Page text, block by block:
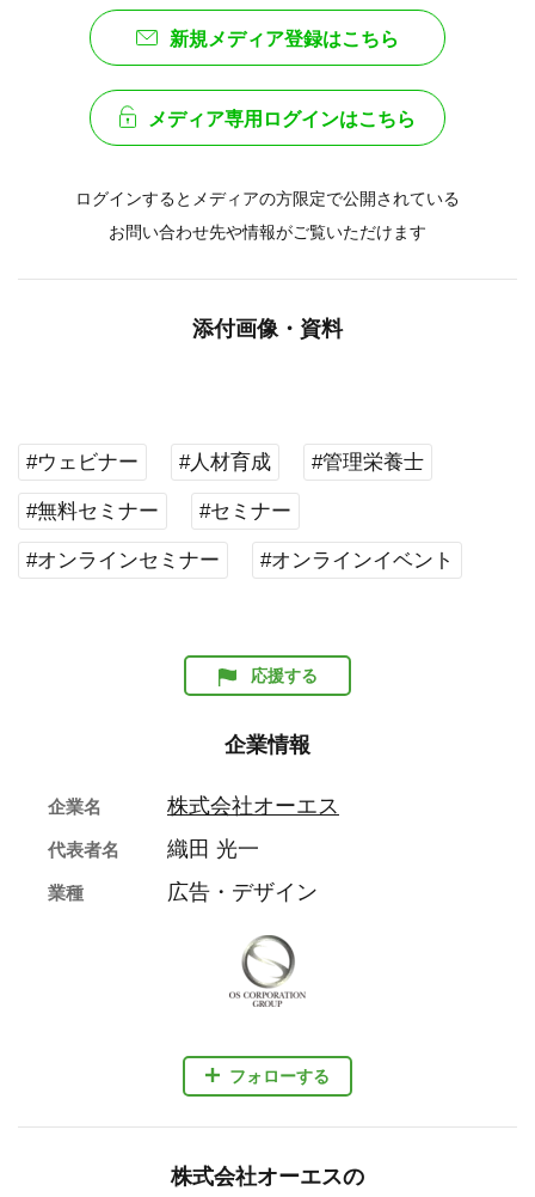
新規メディア登録はこちら
メディア専用ログインはこちら
ログインするとメディアの方限定で公開されている
お問い合わせ先や情報がご覧いただけます
添付画像・資料
#ウェビナー #人材育成 #管理栄養士
#無料セミナー #セミナー
#オンラインセミナー #オンラインイベント
応援する
企業情報
フォローする
企業名 株式会社オーエス
代表者名 織田 光一
業種 広告・デザイン
株式会社オーエスの